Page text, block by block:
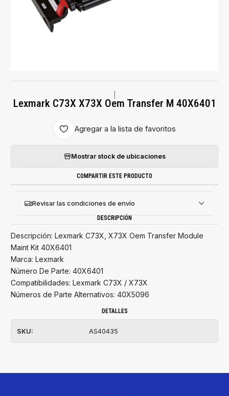
Lexmark C73X X73X Oem Transfer M 40X6401
Agregar a la lista de favoritos
Mostrar stock de ubicaciones
COMPARTIR ESTE PRODUCTO
Revisar las condiciones de envío
DESCRIPCIÓN
Descripción: Lexmark C73X, X73X Oem Transfer Module
Maint Kit 40X6401
Marca: Lexmark
Número De Parte: 40X6401
Compatibilidades: Lexmark C73X / X73X
Números de Parte Alternativos: 40X5096
DETALLES
SKU: AS40435